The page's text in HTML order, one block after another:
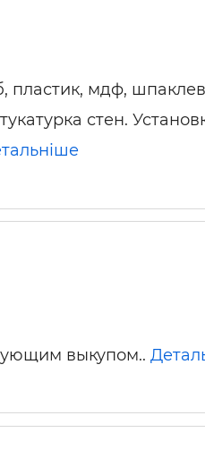
пластик, мдф,
стен.
выкупом..